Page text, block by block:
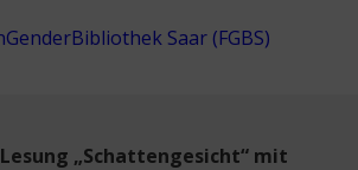
Lesung „Schattengesicht“ mit